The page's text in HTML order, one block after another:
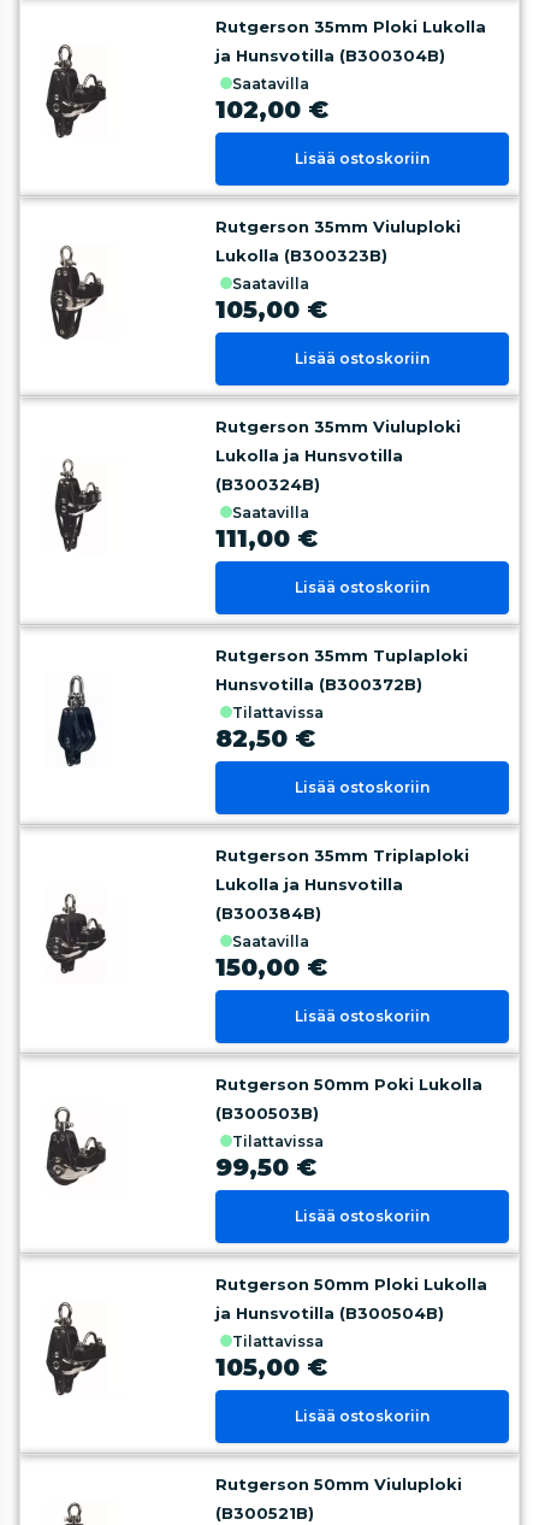
Rutgerson 35mm Ploki Lukolla
ja Hunsvotilla (B300304B)
saatavilla
102,00 €
Lisää ostoskoriin
Rutgerson 35mm Viuluploki
Lukolla (B300323B)
saatavilla
105,00 €
Lisää ostoskoriin
Rutgerson 35mm Viuluploki
Lukolla ja Hunsvotilla
(B300324B)
saatavilla
111,00 €
Lisää ostoskoriin
Rutgerson 35mm Tuplaploki
Hunsvotilla (B300372B)
tilattavissa
82,50 €
Lisää ostoskoriin
Rutgerson 35mm Triplaploki
Lukolla ja Hunsvotilla
(B300384B)
saatavilla
150,00 €
Lisää ostoskoriin
Rutgerson 50mm Poki Lukolla
(B300503B)
tilattavissa
99,50 €
Lisää ostoskoriin
Rutgerson 50mm Ploki Lukolla
ja Hunsvotilla (B300504B)
tilattavissa
105,00 €
Lisää ostoskoriin
Rutgerson 50mm Viuluploki
(B300521B)